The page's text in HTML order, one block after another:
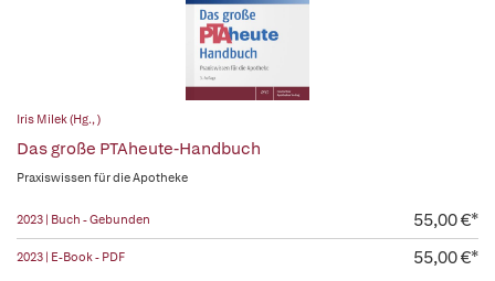
Iris Milek (Hg., )
Das große PTAheute-Handbuch
Praxiswissen für die Apotheke
2023 | Buch - Gebunden 55,00 €*
2023 | E-Book - PDF 55,00 €*